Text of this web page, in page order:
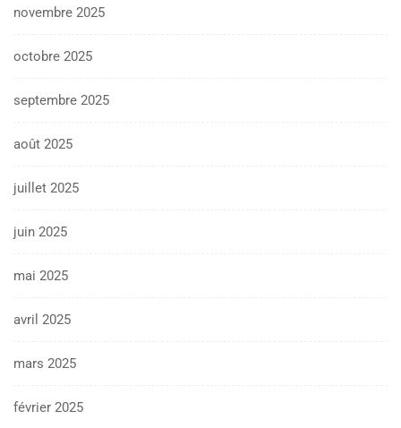
novembre 2025
octobre 2025
septembre 2025
août 2025
juillet 2025
juin 2025
mai 2025
avril 2025
mars 2025
février 2025